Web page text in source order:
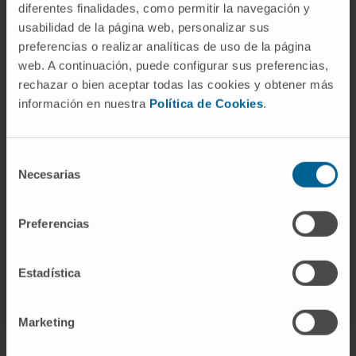
diferentes finalidades, como permitir la navegación y
usabilidad de la página web, personalizar sus
preferencias o realizar analíticas de uso de la página
web. A continuación, puede configurar sus preferencias,
rechazar o bien aceptar todas las cookies y obtener más
información en nuestra Política de Cookies.
Necesarias
Preferencias
Estadística
Marketing
medicina, como la vacunación, la
inmunoterapia del cáncer, el manejo de
enfermedades autoinmunes y la prevención y
tratamiento de infecciones.
Las vacunas funcionan en gran medida a
cuerpo para activar una respuesta
células de memoria que puede proteger
© Clínica Universidad de Navarra 2023